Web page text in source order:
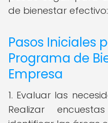
de bienestar efectivo:
Pasos Iniciales
Programa de
Empresa
1. Evaluar las
Realizar